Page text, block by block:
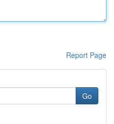
Report Page
Go